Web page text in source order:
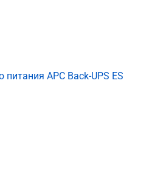
APC Back-UPS ES